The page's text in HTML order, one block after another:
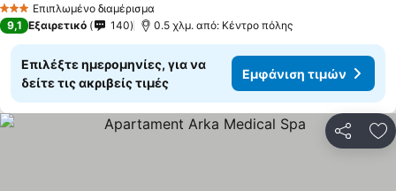
3 ΑστέριαΕπιπλωμένο διαμέρισμα
9,1 Εξαιρετικό 140 0.5 χλμ. από: Κέντρο πόλης
Επιλέξτε ημερομηνίες, για να
δείτε τις ακριβείς τιμές
Εμφάνιση τιμών